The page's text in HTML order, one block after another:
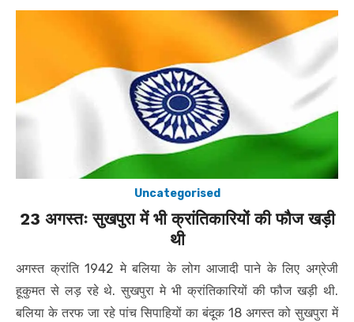
Uncategorised
23 अगस्तः सुखपुरा में भी क्रांतिकारियों की फौज खड़ी
थी
अगस्त क्रांति 1942 मे बलिया के लोग आजादी पाने के लिए अग्रेजी
हूकुमत से लड़ रहे थे. सुखपुरा मे भी क्रांतिकारियों की फौज खड़ी थी.
बलिया के तरफ जा रहे पांच सिपाहियों का बंदूक 18 अगस्त को सुखपुरा में